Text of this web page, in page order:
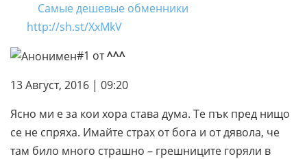
Самые дешевые обменники
http://sh.st/XxMkV
#1 от^^^
13 Август, 2016 | 09:20
Ясно ми е за кои хора става дума. Те пък пред нищо
се не спряха. Имайте страх от бога и от дявола, че
там било много страшно – грешниците горяли в